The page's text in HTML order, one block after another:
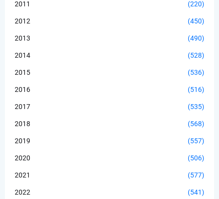
2011 (220)
2012 (450)
2013 (490)
2014 (528)
2015 (536)
2016 (516)
2017 (535)
2018 (568)
2019 (557)
2020 (506)
2021 (577)
2022 (541)